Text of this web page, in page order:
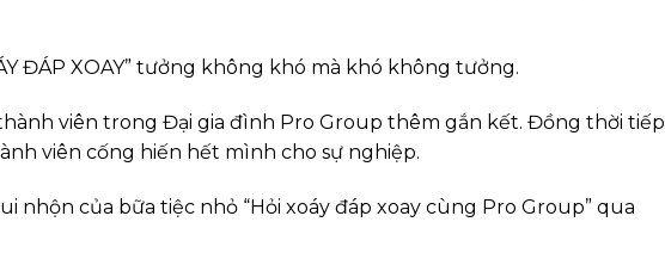
ĐÁP XOAY” tưởng không khó mà khó không tưởng.
viên trong Đại gia đình Pro Group thêm gắn kết. Đồng thời tiếp
viên cống hiến hết mình cho sự nghiệp.
nhộn của bữa tiệc nhỏ “Hỏi xoáy đáp xoay cùng Pro Group” qua